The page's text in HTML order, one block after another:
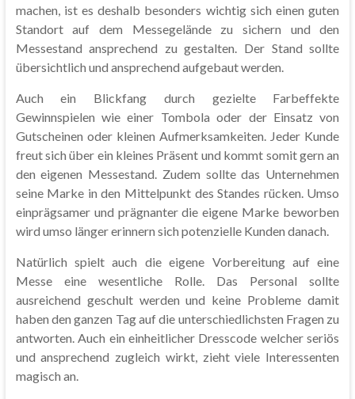
machen, ist es deshalb besonders wichtig sich einen guten
Standort auf dem Messegelände zu sichern und den
Messestand ansprechend zu gestalten. Der Stand sollte
übersichtlich und ansprechend aufgebaut werden.
Auch ein Blickfang durch gezielte Farbeffekte
Gewinnspielen wie einer Tombola oder der Einsatz von
Gutscheinen oder kleinen Aufmerksamkeiten. Jeder Kunde
freut sich über ein kleines Präsent und kommt somit gern an
den eigenen Messestand. Zudem sollte das Unternehmen
seine Marke in den Mittelpunkt des Standes rücken. Umso
einprägsamer und prägnanter die eigene Marke beworben
wird umso länger erinnern sich potenzielle Kunden danach.
Natürlich spielt auch die eigene Vorbereitung auf eine
Messe eine wesentliche Rolle. Das Personal sollte
ausreichend geschult werden und keine Probleme damit
haben den ganzen Tag auf die unterschiedlichsten Fragen zu
antworten. Auch ein einheitlicher Dresscode welcher seriös
und ansprechend zugleich wirkt, zieht viele Interessenten
magisch an.